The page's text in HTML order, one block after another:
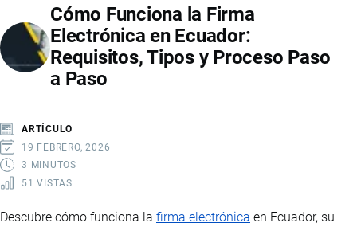
ECUATORIANO:
IMPACTO
COMERCIAL,
DESAFÍOS
PERSPECTIVAS
Cómo Funciona la Firma
Electrónica en Ecuador:
Requisitos, Tipos y Proceso Paso
a Paso
ARTÍCULO
19 FEBRERO, 2026
3 MINUTOS
51 VISTAS
Descubre cómo funciona la firma electrónica en Ecuador, su